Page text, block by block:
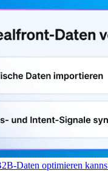
Daten optimieren